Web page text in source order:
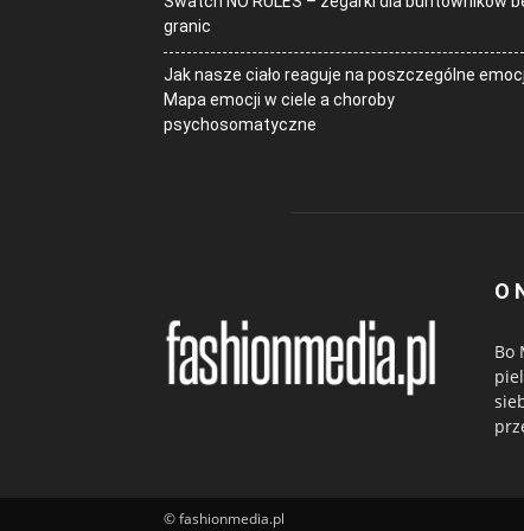
granic
Jak nasze ciało reaguje na poszczególne
Mapa emocji w ciele a choroby
psychosomatyczne
O
Bo
© fashionmedia.pl